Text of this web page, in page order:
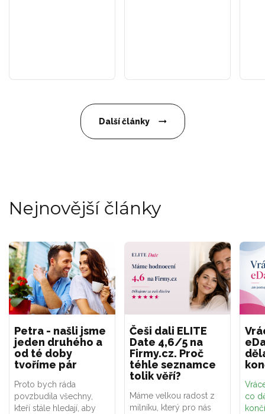
Další články
Nejnovější články
Petra - našli jsme
jeden druhého a
od té doby
tvoříme pár
Proto bych ráda
povzbudila všechny,
kteří stále hledají, aby
Češi dali ELITE
Date 4,6/5 na
Firmy.cz. Proč
téhle seznamce
tolik věří?
Máme velkou radost z
milníku, který pro nás
co